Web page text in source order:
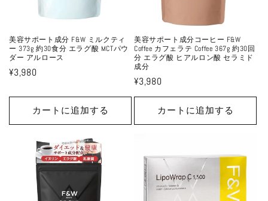
美容サポート成分 F&W ミルクティ
ー 373g 約30食分 エラグ酸 MCTパウ
ダー アルロース
通
価
¥3,980
カートに追加する
美容サポート成分コーヒー F&W
Coffee カフェラテ Coffee 367g 約30回
分 エラグ酸 ヒアルロン酸 セラミド
成分
通
常
格
¥3,980
カートに追加する